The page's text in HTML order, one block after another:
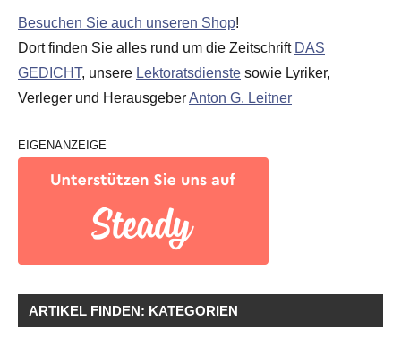
Besuchen Sie auch unseren Shop!
Dort finden Sie alles rund um die Zeitschrift DAS
GEDICHT, unsere Lektoratsdienste sowie Lyriker,
Verleger und HerausgeberAnton G. Leitner
EIGENANZEIGE
ARTIKEL FINDEN: KATEGORIEN